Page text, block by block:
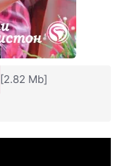
[2.82 Mb]